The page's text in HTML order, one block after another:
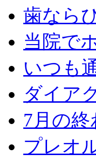
歯なら
当院で
いつも
ダイア
7月の終
プレオ